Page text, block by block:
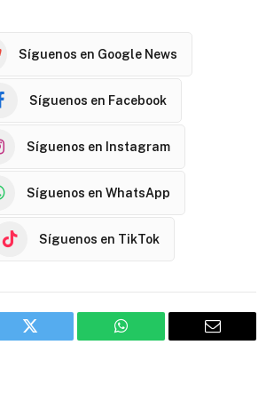
Síguenos en Google News
Síguenos en Facebook
Síguenos en Instagram
Síguenos en WhatsApp
Síguenos en TikTok
Twitter WhatsApp Email